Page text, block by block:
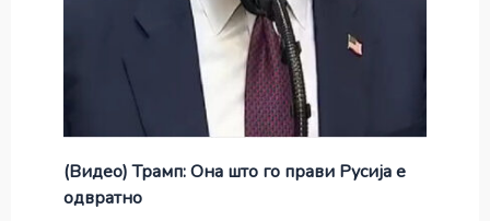
(Видео) Трамп: Она што го прави Русија е
одвратно